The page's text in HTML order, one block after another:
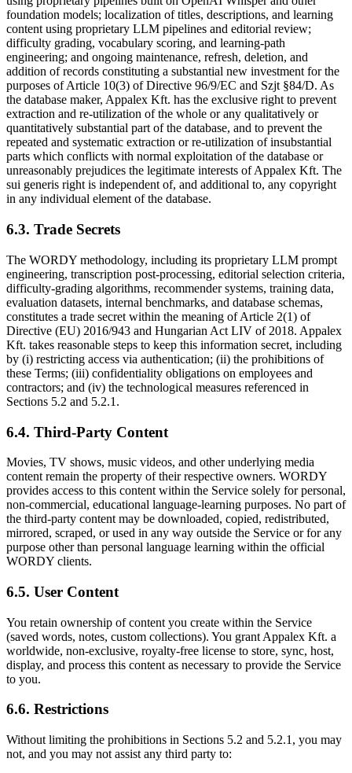
foundation models; localization of titles, descriptions, and learning
content using proprietary LLM pipelines and editorial review;
difficulty grading, vocabulary scoring, and learning-path
engineering; and ongoing maintenance, refresh, deletion, and
addition of records constituting a substantial new investment for the
purposes of Article 10(3) of Directive 96/9/EC and Szjt §84/D. As
the database maker, Appalex Kft. has the exclusive right to prevent
extraction and re-utilization of the whole or any qualitatively or
quantitatively substantial part of the database, and to prevent the
repeated and systematic extraction or re-utilization of insubstantial
parts which conflicts with normal exploitation of the database or
unreasonably prejudices the legitimate interests of Appalex Kft. The
sui generis right is independent of, and additional to, any copyright
in any individual element of the database.
6.3. Trade Secrets
The WORDY methodology, including its proprietary LLM prompt
engineering, transcription post-processing, editorial selection criteria,
difficulty-grading algorithms, recommender systems, training data,
evaluation datasets, internal benchmarks, and database schemas,
constitutes a trade secret within the meaning of Article 2(1) of
Directive (EU) 2016/943 and Hungarian Act LIV of 2018. Appalex
Kft. takes reasonable steps to keep this information secret, including
by (i) restricting access via authentication; (ii) the prohibitions of
these Terms; (iii) confidentiality obligations on employees and
contractors; and (iv) the technological measures referenced in
Sections 5.2 and 5.2.1.
6.4. Third-Party Content
Movies, TV shows, music videos, and other underlying media
content remain the property of their respective owners. WORDY
provides access to this content within the Service solely for personal,
non-commercial, educational language-learning purposes. No part of
the third-party content may be downloaded, copied, redistributed,
mirrored, scraped, or used in any way outside the Service or for any
purpose other than personal language learning within the official
WORDY clients.
6.5. User Content
You retain ownership of content you create within the Service
(saved words, notes, custom collections). You grant Appalex Kft. a
worldwide, non-exclusive, royalty-free license to store, sync, host,
display, and process this content as necessary to provide the Service
to you.
6.6. Restrictions
Without limiting the prohibitions in Sections 5.2 and 5.2.1, you may
not, and you may not assist any third party to: